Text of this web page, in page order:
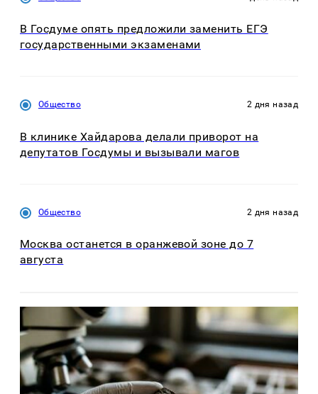
В Госдуме опять предложили заменить ЕГЭ
государственными экзаменами
Общество 2 дня назад
В клинике Хайдарова делали приворот на
депутатов Госдумы и вызывали магов
Общество 2 дня назад
Москва останется в оранжевой зоне до 7
августа